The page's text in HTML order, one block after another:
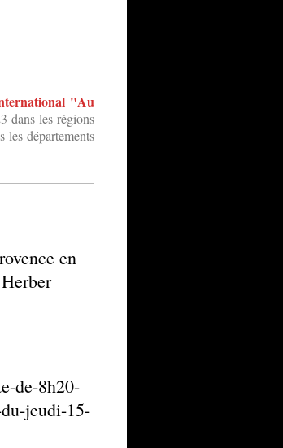
"Au
dans les régions
départements
en
de-8h20-
jeudi-15-